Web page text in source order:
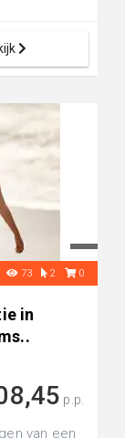
73 2 0
in
p.p.
van een